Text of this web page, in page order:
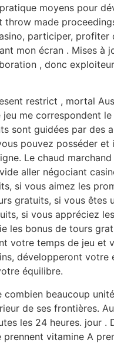
moyens pour
made
participer,
mon écran . Mises à
, donc
restrict , mortal
me correspondent
sont guidées par
pouvez posséder
Le chaud
aller négociant
si vous aimez les
gratuits, si vous êtes
si vous appréciez
les bonus de tours
votre temps de jeu
développeront
équilibre.
beaucoup
de ses frontières.
les 24 heures. jour
vitamine A